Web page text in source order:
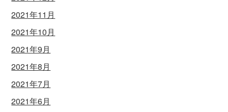
2021年11月
2021年10月
2021年9月
2021年8月
2021年7月
2021年6月